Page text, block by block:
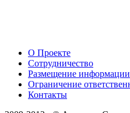
О Проекте
Сотрудничество
Размещение информации
Ограничение
Контакты